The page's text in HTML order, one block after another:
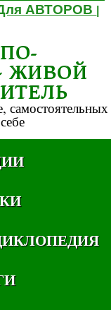
АВТОРОВ
ЖИВОЙ
самостоятельных